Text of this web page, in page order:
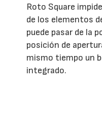
Roto Square
de los elementos
puede pasar de la
posición de
mismo tiempo un
integrado.